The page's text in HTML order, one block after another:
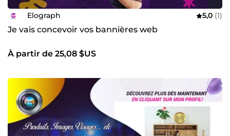
Elograph 5,0 (1)
Je vais concevoir vos bannières web
À partir de 25,08 $US